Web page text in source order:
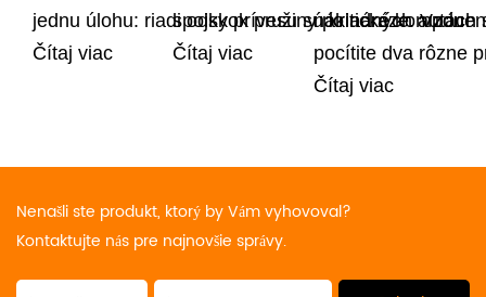
jednu úlohu: riadi odskok pružiny po náraze. Vzdu
Čítaj viac
spojky prívesu sú kritické
Čítaj viac
nákladných autách
pocítite dva rôzne
Čítaj viac
Nenašli ste produkt, ktorý by Vám vyhovoval?
Kontaktujte nás pre najnovšie správy.